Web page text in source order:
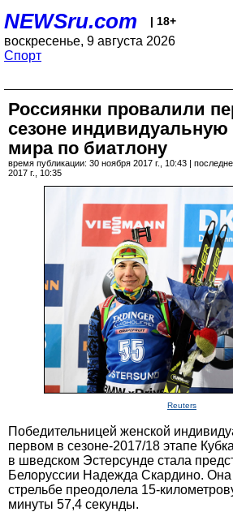
NEWSru.com | 18+
воскресенье, 9 августа 2026
Спорт
Россиянки провалили
сезоне индивидуальную
мира по биатлону
время публикации: 30 ноября 2017 г., 10:43 |
2017 г., 10:35
Reuters
Победительницей женской
первом в сезоне-2017/18 этапе
в шведском Эстерсунде стала
Белоруссии Надежда Скардино.
стрельбе преодолела 15-
минуты 57,4 секунды.